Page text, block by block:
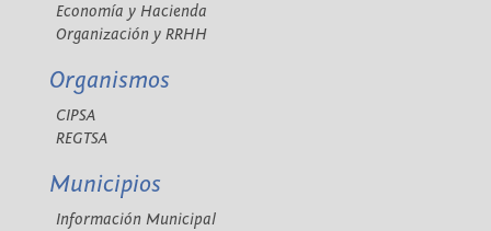
Economía y Hacienda
Organización y RRHH
Organismos
CIPSA
REGTSA
Municipios
Información Municipal